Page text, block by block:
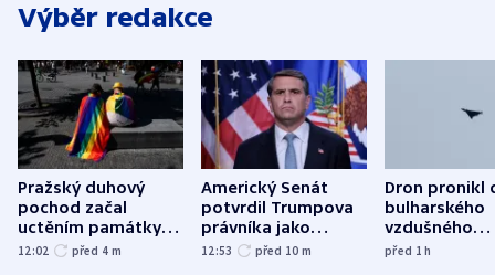
Výběr redakce
Pražský duhový
pochod začal
uctěním památky
obětí berlínského
12:02 před 4 m
Americký Senát
potvrdil Trumpova
právníka jako
ministra
12:53 před 10 m
Dron pronikl
bulharského
vzdušného
prostoru,
před 1h